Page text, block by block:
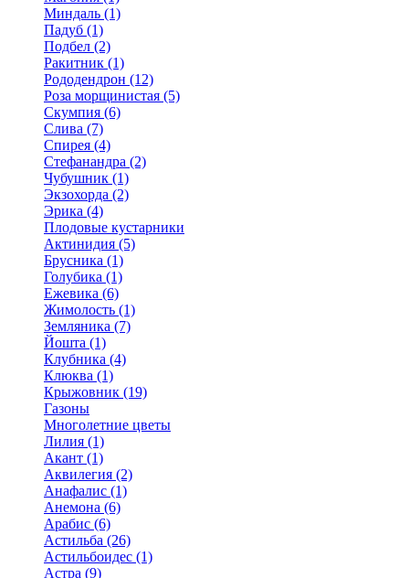
Миндаль (1)
Падуб (1)
Подбел (2)
Ракитник (1)
Рододендрон (12)
Роза морщинистая (5)
Скумпия (6)
Слива (7)
Спирея (4)
Стефанандра (2)
Чубушник (1)
Экзохорда (2)
Эрика (4)
Плодовые кустарники
Актинидия (5)
Брусника (1)
Голубика (1)
Ежевика (6)
Жимолость (1)
Земляника (7)
Йошта (1)
Клубника (4)
Клюква (1)
Крыжовник (19)
Газоны
Многолетние цветы
Лилия (1)
Акант (1)
Аквилегия (2)
Анафалис (1)
Анемона (6)
Арабис (6)
Астильба (26)
Астильбоидес (1)
Астра (9)